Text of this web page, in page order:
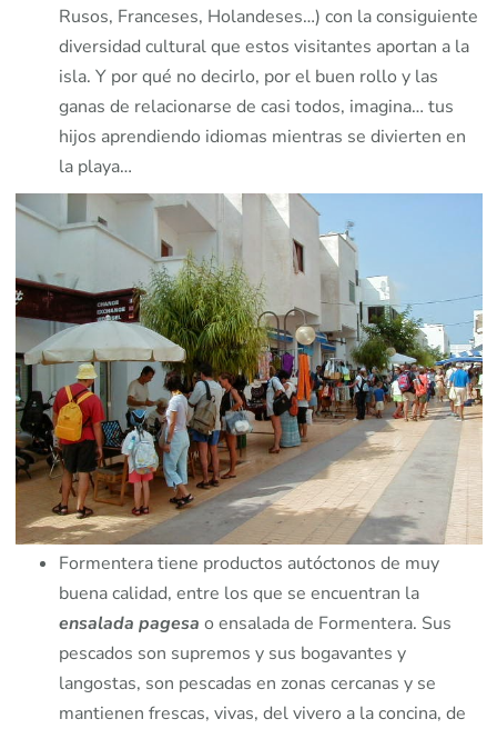
Rusos, Franceses, Holandeses…) con la consiguiente
diversidad cultural que estos visitantes aportan a la
isla. Y por qué no decirlo, por el buen rollo y las
ganas de relacionarse de casi todos, imagina… tus
hijos aprendiendo idiomas mientras se divierten en
la playa…
Formentera tiene productos autóctonos de muy
buena calidad, entre los que se encuentran la
ensalada pagesa o ensalada de Formentera. Sus
pescados son supremos y sus bogavantes y
langostas, son pescadas en zonas cercanas y se
mantienen frescas, vivas, del vivero a la concina, de